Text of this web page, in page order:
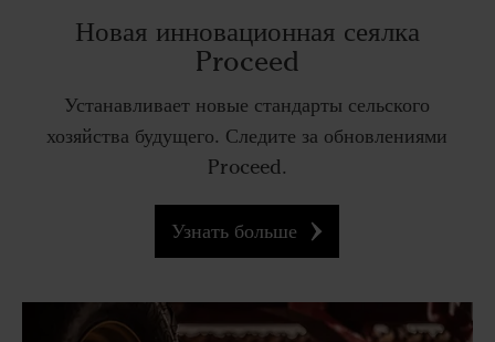
Новая инновационная сеялка
Proceed
Устанавливает новые стандарты сельского
хозяйства будущего. Следите за обновлениями
Proceed.
Узнать больше